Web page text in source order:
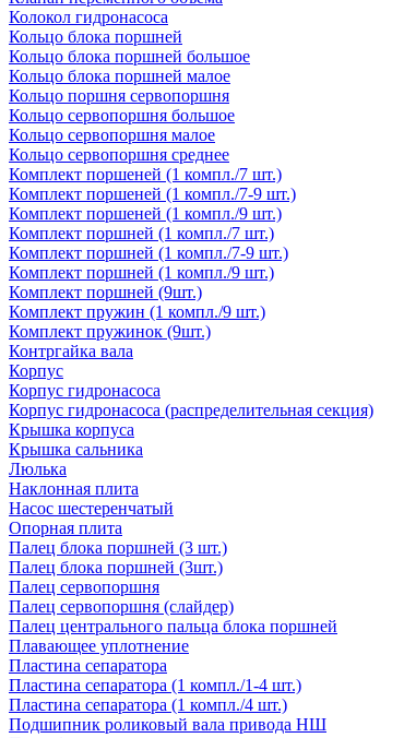
Колокол гидронасоса
Кольцо блока поршней
Кольцо блока поршней большое
Кольцо блока поршней малое
Кольцо поршня сервопоршня
Кольцо сервопоршня большое
Кольцо сервопоршня малое
Кольцо сервопоршня среднее
Комплект поршеней (1 компл./7 шт.)
Комплект поршеней (1 компл./7-9 шт.)
Комплект поршеней (1 компл./9 шт.)
Комплект поршней (1 компл./7 шт.)
Комплект поршней (1 компл./7-9 шт.)
Комплект поршней (1 компл./9 шт.)
Комплект поршней (9шт.)
Комплект пружин (1 компл./9 шт.)
Комплект пружинок (9шт.)
Контргайка вала
Корпус
Корпус гидронасоса
Корпус гидронасоса (распределительная секция)
Крышка корпуса
Крышка сальника
Люлька
Наклонная плита
Насос шестеренчатый
Опорная плита
Палец блока поршней (3 шт.)
Палец блока поршней (3шт.)
Палец сервопоршня
Палец сервопоршня (слайдер)
Палец центрального пальца блока поршней
Плавающее уплотнение
Пластина сепаратора
Пластина сепаратора (1 компл./1-4 шт.)
Пластина сепаратора (1 компл./4 шт.)
Подшипник роликовый вала привода НШ